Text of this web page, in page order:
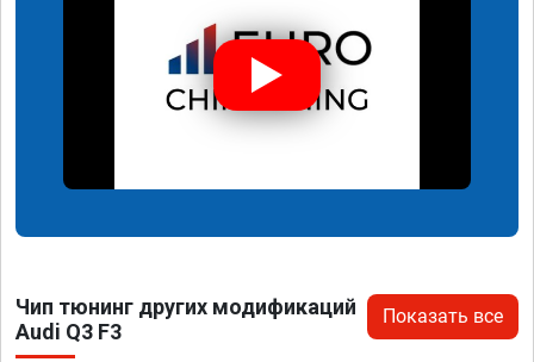
Чип тюнинг других модификаций
Audi Q3 F3
Показать все